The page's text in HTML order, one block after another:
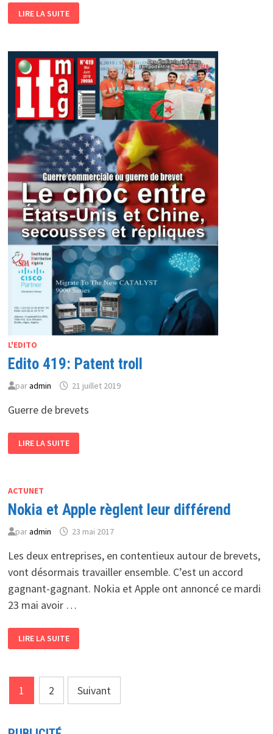
FÉLICITE
BELGACEM
SON
500È
BREVETS
LIRE LA SUITE
L'EDITO
Edito 419: Patent troll
paradmin 21 juillet 2019
Guerre de brevets
EDITO
419:
PATENT
LIRE LA SUITE
ACTUNET
Nokia et Apple règlent leur différend
paradmin 23 mai 2017
Les deux entreprises, en contentieux autour de brevets,
vont désormais travailler ensemble. C’est un accord
gagnant-gagnant. Nokia et Apple ont annoncé ce mardi
23 mai avoir …
NOKIA
ET
APPLE
DIFFÉREND
LIRE LA SUITE
Pagination
des
1 2 Suivant